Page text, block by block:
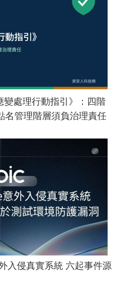
變處理行動指引》：四階
名管理階層須負治理責任
入侵真實系統 六起事件源